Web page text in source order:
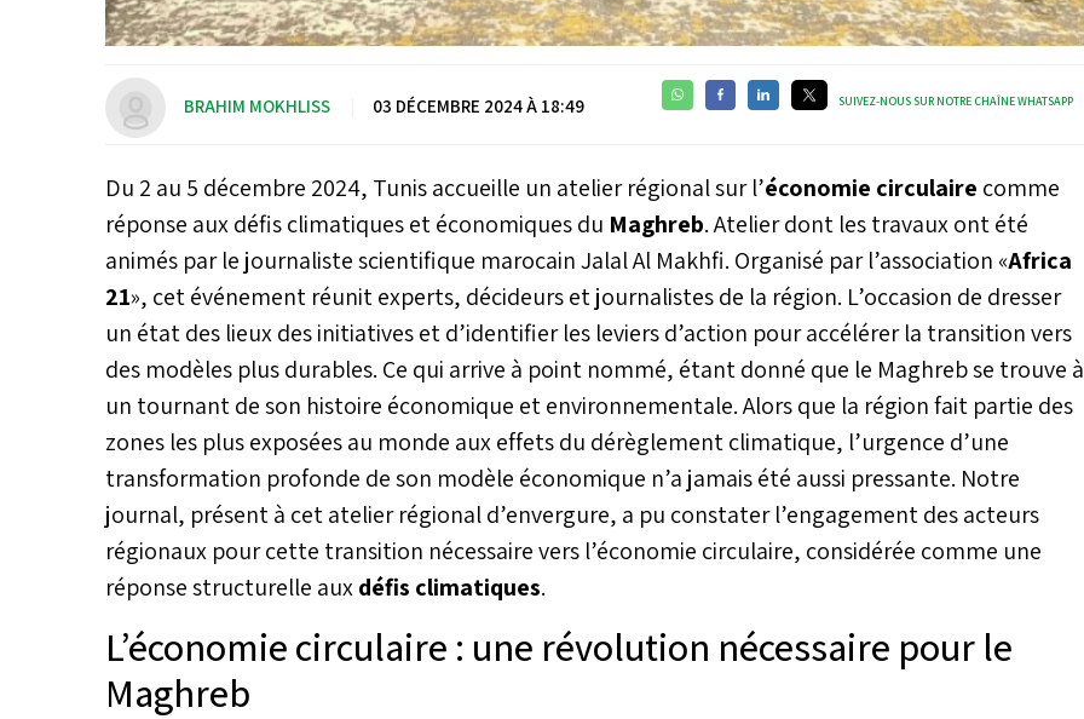
BRAHIM MOKHLISS 03 DÉCEMBRE 2024 À 18:49 SUIVEZ-NOUS SUR NOTRE CHAÎNE WHATSAPP
Du 2 au 5 décembre 2024, Tunis accueille un atelier régional sur l’économie circulaire comme
réponse aux défis climatiques et économiques du Maghreb. Atelier dont les travaux ont été
animés par le journaliste scientifique marocain Jalal Al Makhfi. Organisé par l’association «Africa
21», cet événement réunit experts, décideurs et journalistes de la région. L’occasion de dresser
un état des lieux des initiatives et d’identifier les leviers d’action pour accélérer la transition vers
des modèles plus durables. Ce qui arrive à point nommé, étant donné que le Maghreb se trouve à
un tournant de son histoire économique et environnementale. Alors que la région fait partie des
zones les plus exposées au monde aux effets du dérèglement climatique, l’urgence d’une
transformation profonde de son modèle économique n’a jamais été aussi pressante. Notre
journal, présent à cet atelier régional d’envergure, a pu constater l’engagement des acteurs
régionaux pour cette transition nécessaire vers l’économie circulaire, considérée comme une
réponse structurelle auxdéfis climatiques.
L’économie circulaire : une révolution nécessaire pour le
Maghreb